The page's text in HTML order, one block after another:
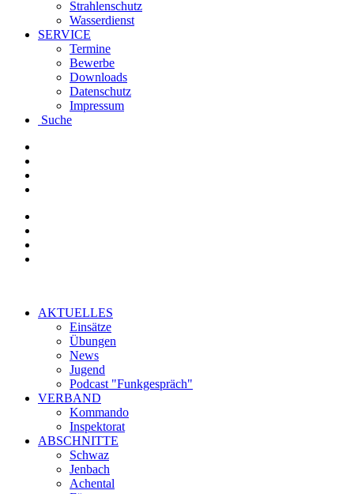
Strahlenschutz
Wasserdienst
SERVICE
Termine
Bewerbe
Downloads
Datenschutz
Impressum
Suche
AKTUELLES
Einsätze
Übungen
News
Jugend
Podcast "Funkgespräch"
VERBAND
Kommando
Inspektorat
ABSCHNITTE
Schwaz
Jenbach
Achental